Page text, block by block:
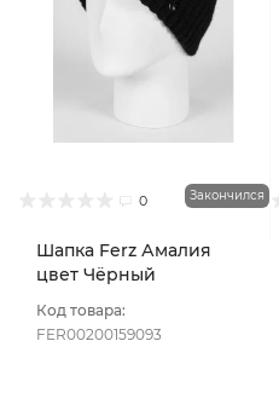
0 Закончился
Шапка Ferz Амалия
цвет Чёрный
Код товара:
FER00200159093